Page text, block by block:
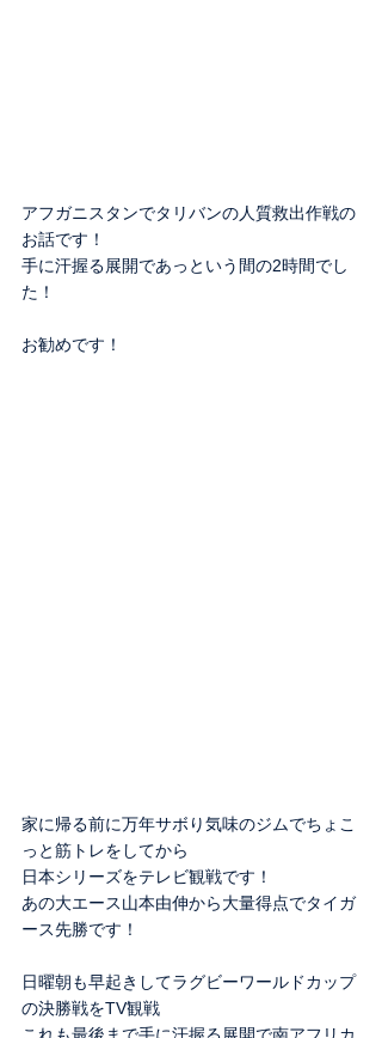
アフガニスタンでタリバンの人質救出作戦の
お話です！
手に汗握る展開であっという間の2時間でし
た！
お勧めです！
家に帰る前に万年サボり気味のジムでちょこ
っと筋トレをしてから
日本シリーズをテレビ観戦です！
あの大エース山本由伸から大量得点でタイガ
ース先勝です！
日曜朝も早起きしてラグビーワールドカップ
の決勝戦をTV観戦
これも最後まで手に汗握る展開で南アフリカ